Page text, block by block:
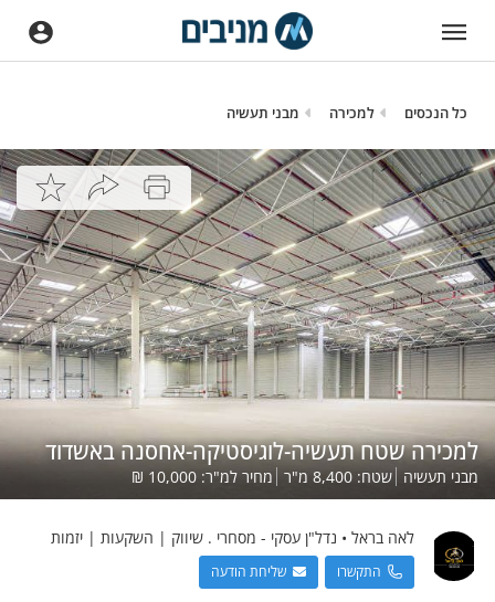
כל הנכסים למכירה מבני תעשיה
למכירה שטח תעשיה-לוגיסטיקה-אחסנה באשדוד
מבני תעשיה שטח: 8,400 מ"ר מחיר למ"ר: 10,000
₪
לאה בראל • נדל"ן עסקי - מסחרי . שיווק | השקעות | יזמות
התקשרו שליחת הודעה